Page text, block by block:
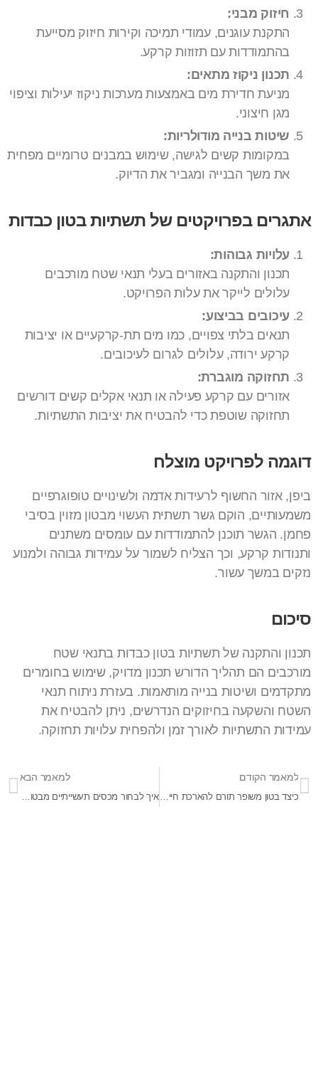
חיזוק מבני:
התקנת עוגנים, עמודי תמיכה וקירות חיזוק מסייעת
בהתמודדות עם תזוזות קרקע.
תכנון ניקוז מתאים:
מניעת חדירת מים באמצעות מערכות ניקוז יעילות וציפוי
מגן חיצוני.
שיטות בנייה מודולריות:
במקומות קשים לגישה, שימוש במבנים טרומיים מפחית
את משך הבנייה ומגביר את הדיוק.
אתגרים בפרויקטים של תשתיות בטון כבדות
עלויות גבוהות:
תכנון והתקנה באזורים בעלי תנאי שטח מורכבים
עלולים לייקר את עלות הפרויקט.
עיכובים בביצוע:
תנאים בלתי צפויים, כמו מים תת-קרקעיים או יציבות
קרקע ירודה, עלולים לגרום לעיכובים.
תחזוקה מוגברת:
אזורים עם קרקע פעילה או תנאי אקלים קשים דורשים
תחזוקה שוטפת כדי להבטיח את יציבות התשתיות.
דוגמה לפרויקט מוצלח
ביפן, אזור החשוף לרעידות אדמה ולשינויים טופוגרפיים
משמעותיים, הוקם גשר תשתית העשוי מבטון מזוין בסיבי
פחמן. הגשר תוכנן להתמודדות עם עומסים משתנים
ותנודות קרקע, וכך הצליח לשמור על עמידות גבוהה ולמנוע
נזקים במשך עשור.
סיכום
תכנון והתקנה של תשתיות בטון כבדות בתנאי שטח
מורכבים הם תהליך הדורש תכנון מדויק, שימוש בחומרים
מתקדמים ושיטות בנייה מותאמות. בעזרת ניתוח תנאי
השטח והשקעה בחיזוקים הנדרשים, ניתן להבטיח את
עמידות התשתיות לאורך זמן ולהפחית עלויות תחזוקה.
למאמר הקודם
כיצד בטון משופר תורם להארכת חיי תשתיות חשמל?
למאמר הבא
איך לבחור מכסים תעשייתיים מבטון שמותאמים למערכות תחבורה?